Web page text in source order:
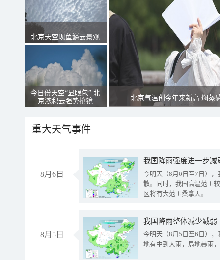
北京天空现鱼鳞云景观
今日份天空“显眼包” 北
京浓积云强势抢镜
北京气温创今年来新高 焖蒸
重大天气事件
8月6日
今明天（8月6日至7日）
散。同时，我国高温范围
区将有大范围桑拿天。
8月5日
我国降雨整体减少减弱
今明天（8月5日至6日）
地有中到大雨，局地暴雨